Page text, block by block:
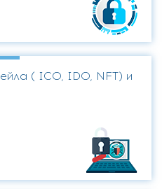
( ICO, IDO, NFT) и